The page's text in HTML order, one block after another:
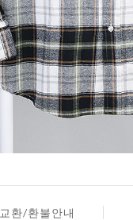
교환/환불안내